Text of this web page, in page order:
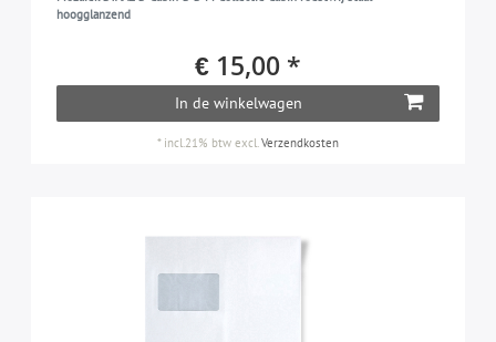
hoogglanzend
€ 15,00 *
In de winkelwagen
* incl.21% btw excl.Verzendkosten